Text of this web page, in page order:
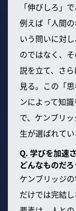
「伸びしろ」で
例えば「人間
いう問いに対
のではなく、
説を立て、さ
見る。この「
ンによって知
で、ケンブリ
生が選ばれてい
Q. 学びを加速
どんなものだろ
ケンブリッジ
だけでは完結